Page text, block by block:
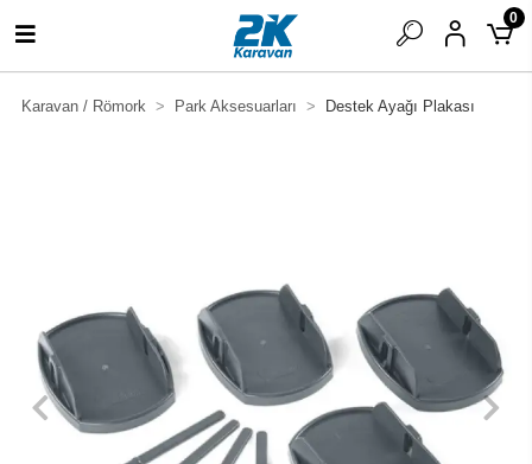
0
Karavan / Römork Park Aksesuarları Destek Ayağı Plakası